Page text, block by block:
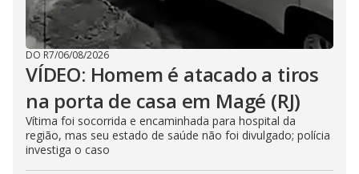
DO R7/06/08/2026
VÍDEO: Homem é atacado a tiros
na porta de casa em Magé (RJ)
Vítima foi socorrida e encaminhada para hospital da
região, mas seu estado de saúde não foi divulgado; polícia
investiga o caso